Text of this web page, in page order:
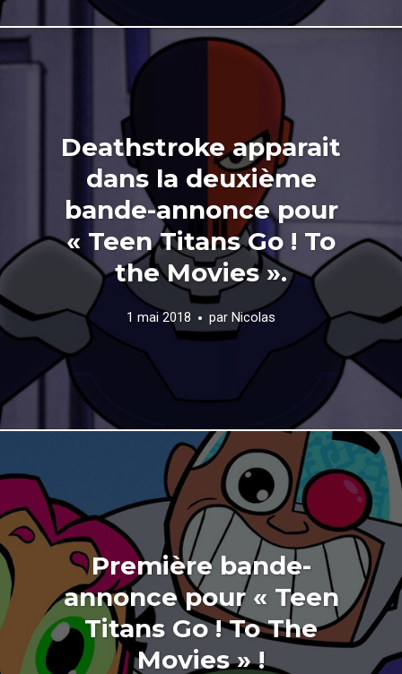
Deathstroke apparait
dans la deuxième
bande-annonce pour
« Teen Titans Go ! To
the Movies ».
1 mai 2018 par Nicolas
Première bande-
annonce pour « Teen
Titans Go ! To The
Movies » !